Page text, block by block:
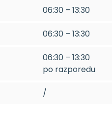
06:30 – 13:30
06:30 – 13:30
06:30 – 13:30
po razporedu
/